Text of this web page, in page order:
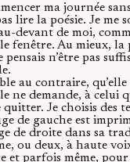
ma journée
lire la poésie. Je me
devant de moi,
fenêtre. Au mieux, la
pensais n’être pas
au contraire,
ne demande, à celui
quitter. Je choisis des
de gauche est
de droite dans sa
ou deux, à haute
et parfois même,